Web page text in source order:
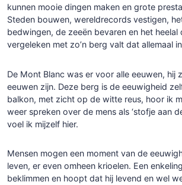
kunnen mooie dingen maken en grote
Steden bouwen, wereldrecords vestigen,
bedwingen, de zeeën bevaren en het heelal
vergeleken met zo’n berg valt dat allemaal
De Mont Blanc was er voor alle eeuwen, hij
eeuwen zijn. Deze berg is de eeuwigheid
balkon, met zicht op de witte reus, hoor ik
weer spreken over de mens als ‘stofje aan
voel ik mijzelf hier.
Mensen mogen een moment van de
leven, er even omheen krioelen. Een
beklimmen en hoopt dat hij levend en wel